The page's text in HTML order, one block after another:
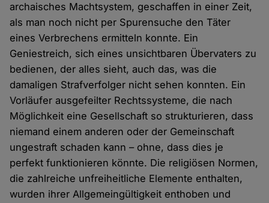
archaisches Machtsystem, geschaffen in einer Zeit,
als man noch nicht per Spurensuche den Täter
eines Verbrechens ermitteln konnte. Ein
Geniestreich, sich eines unsichtbaren Übervaters zu
bedienen, der alles sieht, auch das, was die
damaligen Strafverfolger nicht sehen konnten. Ein
Vorläufer ausgefeilter Rechtssysteme, die nach
Möglichkeit eine Gesellschaft so strukturieren, dass
niemand einem anderen oder der Gemeinschaft
ungestraft schaden kann – ohne, dass dies je
perfekt funktionieren könnte. Die religiösen Normen,
die zahlreiche unfreiheitliche Elemente enthalten,
wurden ihrer Allgemeingültigkeit enthoben und